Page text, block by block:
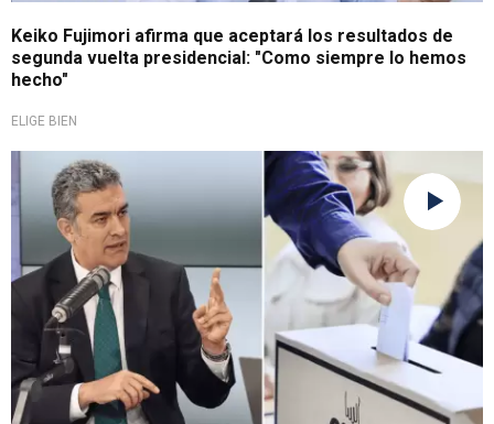
Keiko Fujimori afirma que aceptará los resultados de
segunda vuelta presidencial: "Como siempre lo hemos
hecho"
ELIGE BIEN
Para tomar en cuenta